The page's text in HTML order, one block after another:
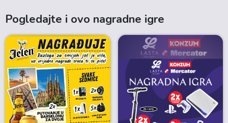
Pogledajte i ovo nagradne igre